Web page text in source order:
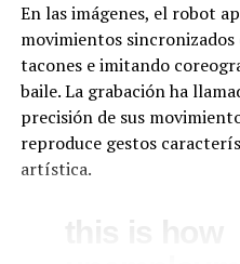
En las imágenes, el robot
movimientos
tacones e imitando
baile. La grabación ha
precisión de sus
reproduce gestos
artística.